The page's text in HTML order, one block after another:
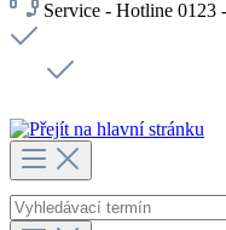
Service - Hotline 0123